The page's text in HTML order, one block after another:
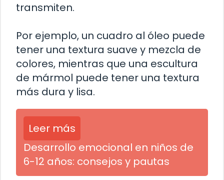
transmiten.
Por ejemplo, un cuadro al óleo puede
tener una textura suave y mezcla de
colores, mientras que una escultura
de mármol puede tener una textura
más dura y lisa.
Leer más
Desarrollo emocional en niños de
6-12 años: consejos y pautas